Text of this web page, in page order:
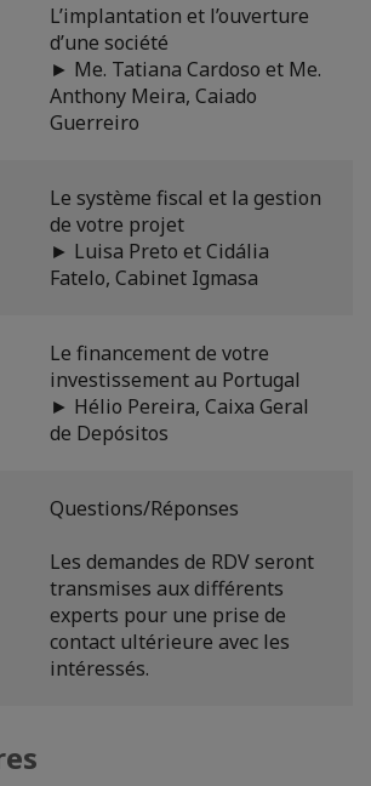
L’implantation et l’ouverture
d’une société
► Me. Tatiana Cardoso et Me.
Anthony Meira, Caiado
Guerreiro
Le système fiscal et la gestion
de votre projet
► Luisa Preto et Cidália
Fatelo, Cabinet Igmasa
Le financement de votre
investissement au Portugal
► Hélio Pereira, Caixa Geral
de Depósitos
Questions/Réponses
Les demandes de RDV seront
transmises aux différents
experts pour une prise de
contact ultérieure avec les
intéressés.